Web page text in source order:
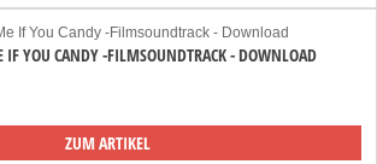
IF YOU CANDY -FILMSOUNDTRACK - DOWNLOAD
ZUM ARTIKEL